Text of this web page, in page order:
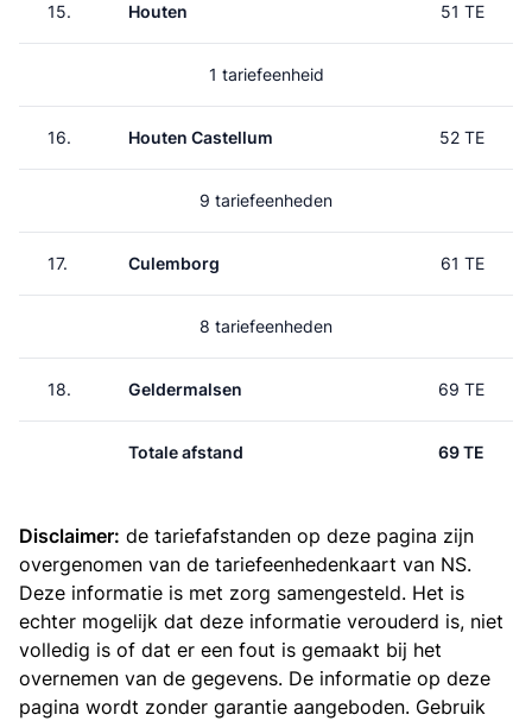
15. Houten 51 TE
1 tariefeenheid
16. Houten Castellum 52 TE
9 tariefeenheden
17. Culemborg 61 TE
8 tariefeenheden
18. Geldermalsen 69 TE
Totale afstand 69 TE
Disclaimer: de tariefafstanden op deze pagina zijn
overgenomen van de tariefeenhedenkaart van NS.
Deze informatie is met zorg samengesteld. Het is
echter mogelijk dat deze informatie verouderd is, niet
volledig is of dat er een fout is gemaakt bij het
overnemen van de gegevens. De informatie op deze
pagina wordt zonder garantie aangeboden. Gebruik